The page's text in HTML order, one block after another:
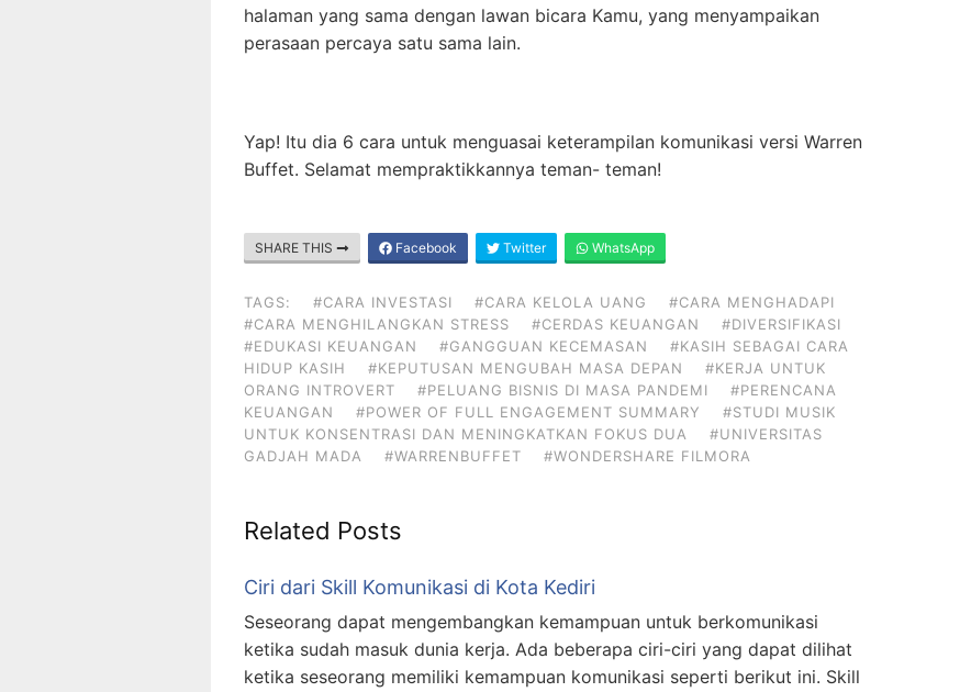
halaman yang sama dengan lawan bicara Kamu, yang menyampaikan
perasaan percaya satu sama lain.
Yap! Itu dia 6 cara untuk menguasai keterampilan komunikasi versi Warren
Buffet. Selamat mempraktikkannya teman- teman!
SHARE THIS Facebook Twitter WhatsApp
TAGS: #CARA INVESTASI #CARA KELOLA UANG
#CARA MENGHADAPI
#CARA MENGHILANGKAN STRESS
#CERDAS KEUANGAN
#DIVERSIFIKASI
#EDUKASI KEUANGAN
#GANGGUAN KECEMASAN
#KASIH SEBAGAI CARA
HIDUP KASIH
#KEPUTUSAN MENGUBAH MASA DEPAN
#KERJA UNTUK
ORANG INTROVERT
#PELUANG BISNIS DI MASA PANDEMI
#PERENCANA
KEUANGAN
#POWER OF FULL ENGAGEMENT SUMMARY
#STUDI MUSIK
UNTUK KONSENTRASI DAN MENINGKATKAN FOKUS DUA
#UNIVERSITAS
GADJAH MADA
#WARRENBUFFET #WONDERSHARE FILMORA
Related Posts
Ciri dari Skill Komunikasi di Kota Kediri
Seseorang dapat mengembangkan kemampuan untuk berkomunikasi
ketika sudah masuk dunia kerja. Ada beberapa ciri-ciri yang dapat dilihat
ketika seseorang memiliki kemampuan komunikasi seperti berikut ini. Skill